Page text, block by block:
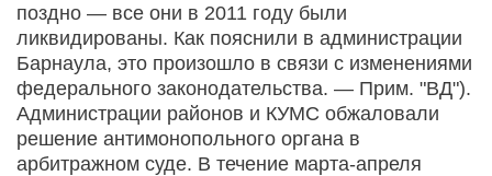
поздно — все они в 2011 году были
ликвидированы. Как пояснили в администрации
Барнаула, это произошло в связи с изменениями
федерального законодательства. — Прим. "ВД").
Администрации районов и КУМС обжаловали
решение антимонопольного органа в
арбитражном суде. В течение марта-апреля